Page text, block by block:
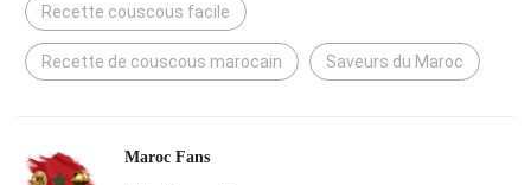
Recette couscous facile
Recette de couscous marocain Saveurs du Maroc
Maroc Fans